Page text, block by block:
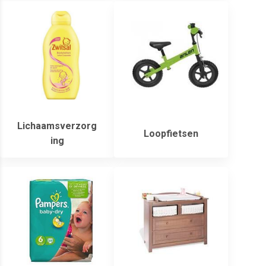
Lichaamsverzorg
ing
Loopfietsen